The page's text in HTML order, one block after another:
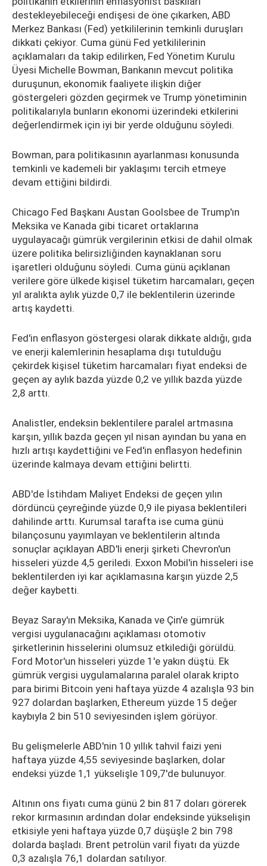
destekleyebileceği endişesi de öne çıkarken, ABD
Merkez Bankası (Fed) yetkililerinin temkinli duruşları
dikkati çekiyor. Cuma günü Fed yetkililerinin
açıklamaları da takip edilirken, Fed Yönetim Kurulu
Üyesi Michelle Bowman, Bankanın mevcut politika
duruşunun, ekonomik faaliyete ilişkin diğer
göstergeleri gözden geçirmek ve Trump yönetiminin
politikalarıyla bunların ekonomi üzerindeki etkilerini
değerlendirmek için iyi bir yerde olduğunu söyledi.
Bowman, para politikasının ayarlanması konusunda
temkinli ve kademeli bir yaklaşımı tercih etmeye
devam ettiğini bildirdi.
Chicago Fed Başkanı Austan Goolsbee de Trump'ın
Meksika ve Kanada gibi ticaret ortaklarına
uygulayacağı gümrük vergilerinin etkisi de dahil olmak
üzere politika belirsizliğinden kaynaklanan soru
işaretleri olduğunu söyledi. Cuma günü açıklanan
verilere göre ülkede kişisel tüketim harcamaları, geçen
yıl aralıkta aylık yüzde 0,7 ile beklentilerin üzerinde
artış kaydetti.
Fed'in enflasyon göstergesi olarak dikkate aldığı, gıda
ve enerji kalemlerinin hesaplama dışı tutulduğu
çekirdek kişisel tüketim harcamaları fiyat endeksi de
geçen ay aylık bazda yüzde 0,2 ve yıllık bazda yüzde
2,8 arttı.
Analistler, endeksin beklentilere paralel artmasına
karşın, yıllık bazda geçen yıl nisan ayından bu yana en
hızlı artışı kaydettiğini ve Fed'in enflasyon hedefinin
üzerinde kalmaya devam ettiğini belirtti.
ABD'de İstihdam Maliyet Endeksi de geçen yılın
dördüncü çeyreğinde yüzde 0,9 ile piyasa beklentileri
dahilinde arttı. Kurumsal tarafta ise cuma günü
bilançosunu yayımlayan ve beklentilerin altında
sonuçlar açıklayan ABD'li enerji şirketi Chevron'un
hisseleri yüzde 4,5 geriledi. Exxon Mobil'in hisseleri ise
beklentilerden iyi kar açıklamasına karşın yüzde 2,5
değer kaybetti.
Beyaz Saray'ın Meksika, Kanada ve Çin'e gümrük
vergisi uygulanacağını açıklaması otomotiv
şirketlerinin hisselerini olumsuz etkilediği görüldü.
Ford Motor'un hisseleri yüzde 1'e yakın düştü. Ek
gümrük vergisi uygulamalarına paralel olarak kripto
para birimi Bitcoin yeni haftaya yüzde 4 azalışla 93 bin
927 dolardan başlarken, Ethereum yüzde 15 değer
kaybıyla 2 bin 510 seviyesinden işlem görüyor.
Bu gelişmelerle ABD'nin 10 yıllık tahvil faizi yeni
haftaya yüzde 4,55 seviyesinde başlarken, dolar
endeksi yüzde 1,1 yükselişle 109,7'de bulunuyor.
Altının ons fiyatı cuma günü 2 bin 817 doları görerek
rekor kırmasının ardından dolar endeksinde yükselişin
etkisiyle yeni haftaya yüzde 0,7 düşüşle 2 bin 798
dolarda başladı. Brent petrolün varil fiyatı da yüzde
0,3 azalışla 76,1 dolardan satılıyor.